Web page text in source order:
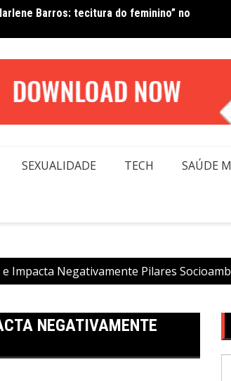
em conexão real nas redes
Van
SEXUALIDADE TECH SAÚDE
Impacta Negativamente Pilares
NEGATIVAMENTE